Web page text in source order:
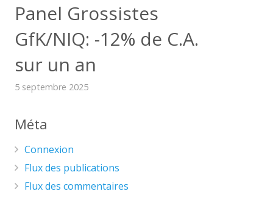
Panel Grossistes
GfK/NIQ: -12% de C.A.
sur un an
5 septembre 2025
Méta
Connexion
Flux des publications
Flux des commentaires